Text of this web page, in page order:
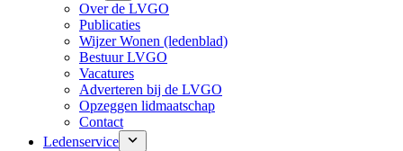
Over de LVGO
Publicaties
Wijzer Wonen (ledenblad)
Bestuur LVGO
Vacatures
Adverteren bij de LVGO
Opzeggen lidmaatschap
Contact
Ledenservice